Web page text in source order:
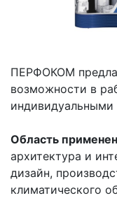
ПЕРФОКОМ
возможности в
Область
архитектура и
дизайн,
климатического